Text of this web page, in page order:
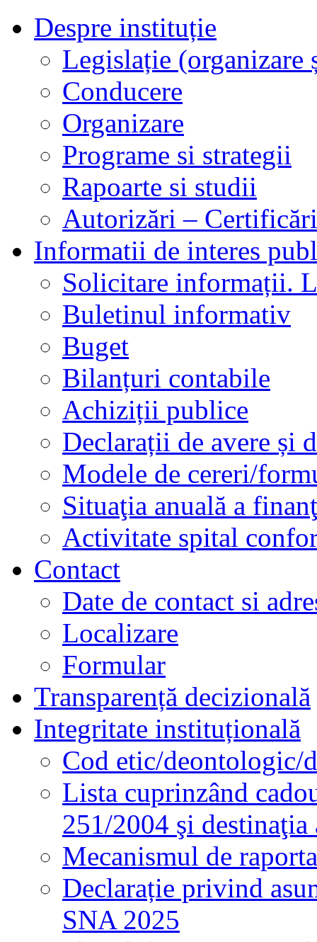
Despre instituție
Legislație
Conducere
Organizare
Programe si strategii
Rapoarte si studii
Autorizări –
Informatii de interes
Solicitare informații.
Buletinul informativ
Buget
Bilanțuri contabile
Achiziții publice
Declarații de avere și
Modele de cereri/
Situaţia anuală a
Activitate spital
Contact
Date de contact si
Localizare
Formular
Transparență decizională
Integritate instituțională
Cod etic/deontologic/
Lista cuprinzând
251/2004 şi destinaţia
Mecanismul de
Declarație privind
SNA 2025